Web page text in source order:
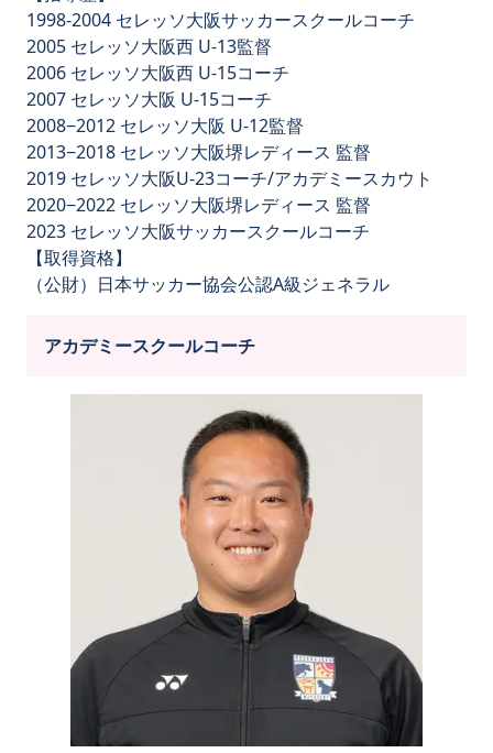
1998-2004 セレッソ大阪サッカースクールコーチ
2005 セレッソ大阪西 U-13監督
2006 セレッソ大阪西 U-15コーチ
2007 セレッソ大阪 U-15コーチ
2008−2012 セレッソ大阪 U-12監督
2013−2018 セレッソ大阪堺レディース 監督
2019 セレッソ大阪U-23コーチ/アカデミースカウト
2020−2022 セレッソ大阪堺レディース 監督
2023 セレッソ大阪サッカースクールコーチ
【取得資格】
（公財）日本サッカー協会公認A級ジェネラル
アカデミースクールコーチ